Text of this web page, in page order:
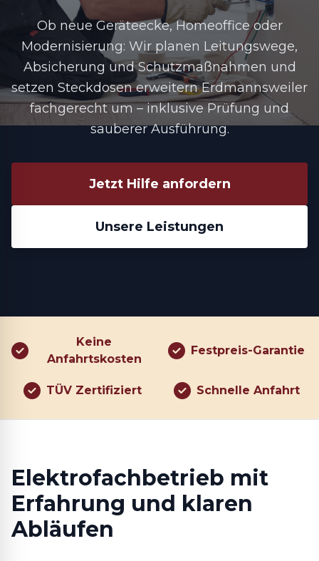
Ob neue Geräteecke, Homeoffice oder
Modernisierung: Wir planen Leitungswege,
Absicherung und Schutzmaßnahmen und
setzen Steckdosen erweitern Erdmannsweiler
fachgerecht um – inklusive Prüfung und
sauberer Ausführung.
Jetzt Hilfe anfordern
Unsere Leistungen
Keine
Anfahrtskosten
Festpreis-Garantie
TÜV Zertifiziert Schnelle Anfahrt
Elektrofachbetrieb mit
Erfahrung und klaren
Abläufen